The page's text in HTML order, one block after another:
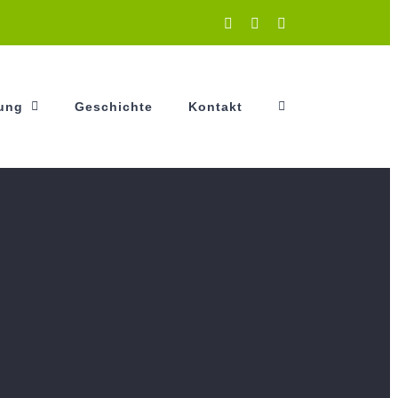
InstagramFacebook
Geschichte Kontakt